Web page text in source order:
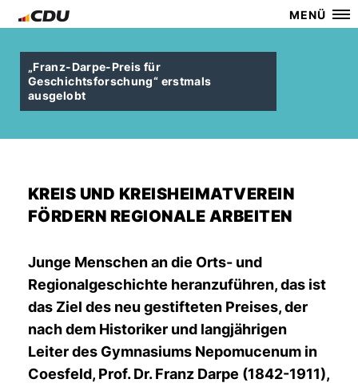
MENÜ
Franz-Darpe-Preis für
Geschichtsforschung“ erstmals
ausgelobt
KREIS UND KREISHEIMATVEREIN
FÖRDERN REGIONALE ARBEITEN
Junge Menschen an die Orts- und
Regionalgeschichte heranzuführen, das ist
das Ziel des neu gestifteten Preises, der
nach dem Historiker und langjährigen
Leiter des Gymnasiums Nepomucenum in
Coesfeld, Prof. Dr. Franz Darpe (1842-1911),